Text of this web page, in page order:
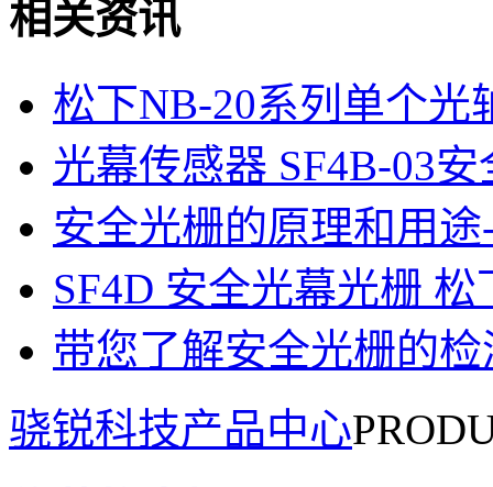
相关资讯
松下NB-20系列单个光
光幕传感器 SF4B-03
安全光栅的原理和用
SF4D 安全光幕光栅 松
带您了解安全光栅的
骁锐科技产品中心